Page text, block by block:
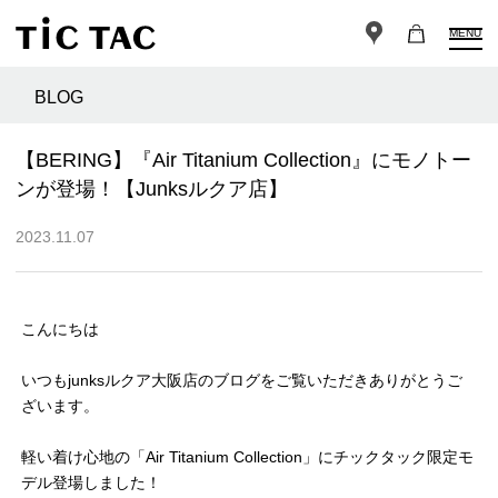
MENU
BLOG
【BERING】『Air Titanium Collection』にモノトー
ンが登場！【Junksルクア店】
2023.11.07
こんにちは
いつもjunksルクア大阪店のブログをご覧いただきありがとうご
ざいます。
軽い着け心地の「Air Titanium Collection」にチックタック限定モ
デル登場しました！